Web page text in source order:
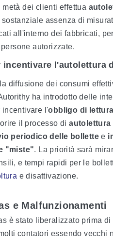
dei clienti effettua
assenza di
all'interno dei fabbricati,
autorizzate.
incentivare l'autolettura
diffusione dei consumi
ha introdotto delle
incentivare l'obbligo di lettura
il processo diautolettura
periodico delle bollettee
"miste". La priorità sarà
e tempi rapidi per le
e disattivazione.
e Malfunzionamenti
è stato liberalizzato prima
contatori essendo vecchi